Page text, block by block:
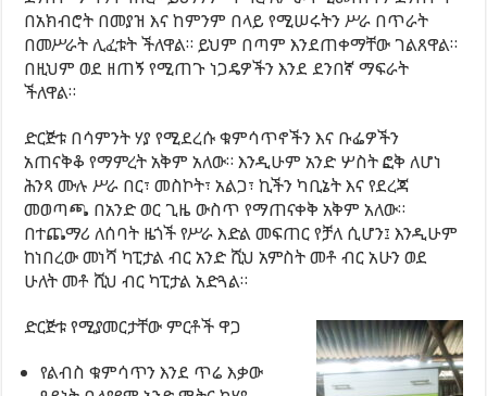
በአክብሮት በመያዝ እና ከምንም በላይ የሚሠሩትን ሥራ በጥራት
በመሥራት ሊፈቱት ችለዋል። ይህም በጣም እንደጠቀማቸው ገልጸዋል።
በዚህም ወደ ዘጠኝ የሚጠጉ ነጋዴዎችን እንደ ደንበኛ ማፍራት
ችለዋል።
ድርጅቱ በሳምንት ሃያ የሚደረሱ ቁምሳጥኖችን እና ቡፌዎችን
አጠናቅቆ የማምረት አቅም አለው። እንዲሁም አንድ ሦስት ፎቅ ለሆነ
ሕንጻ ሙሉ ሥራ በር፣ መስኮት፣ አልጋ፣ ኪችን ካቢኔት እና የደረጃ
መወጣጫ በአንድ ወር ጊዜ ውስጥ የማጠናቀቅ አቅም አለው።
በተጨማሪ ለሰባት ዜጎች የሥራ እድል መፍጠር የቻለ ሲሆን፤ እንዲሁም
ከነበረው መነሻ ካፒታል ብር አንድ ሺህ አምስት መቶ ብር አሁን ወደ
ሁለት መቶ ሺህ ብር ካፒታል አድጓል።
ድርጅቱ የሚያመርታቸው ምርቶች ዋጋ
የልብስ ቁምሳጥን እንደ ጥሬ እቃው